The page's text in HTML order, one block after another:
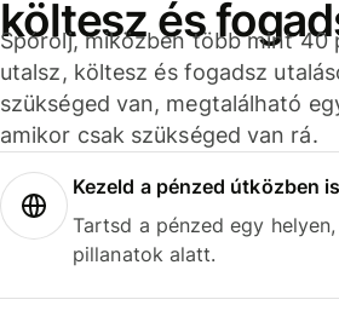
költesz és
Spórolj, miközben több mint 40
utalsz, költesz és fogadsz
szükséged van, megtalálható
amikor csak szükséged van rá.
Kezeld a pénzed útközben
Tartsd a pénzed egy
pillanatok alatt.